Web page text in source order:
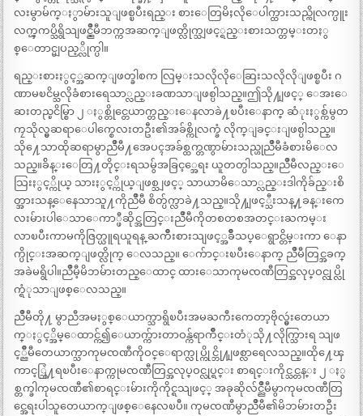
လးမွာမ်က္ႏွာမ်ားသူျဖစ္ၿပီးရည္း စားေတြမိႈလိုေပါက္ထားသည္ကိုလက္ပူး
လက္ၾကပ္သိရွိသျဖင့္ညိဳမီဘက္ကအဆက္ျဖတ္လိုက္သျဖင့္ရည္းစားသက္တမ္းတႏွ
စ္ေတာင္မျပည့္လိုက္ပါ။
ရည္းစားႏွင့္အဆက္ျဖတ္ခါစက လြမ္းသလိုလိုေဆြးသလိုလိုျဖစ္ၿပီး ဂ
ဏာမၿငိမ္သလိုခံစားရေသာ္လည္းခဏသာျဖစ္ပါသည္။ဤသို႔ျဖင့္ ေအးေ
ဆးတည္ၿငိမ္စြာ ၂ ႏွစ္တိုင္တေယာက္တည္းေနလာခဲ႔ၿပီးေနာက္ ဆံုးႏွစ္က်မွတ
ကၠသိုလ္မွဆရာေပါက္စေလးတဦး၏အခ်စ္ကိုလက္ခံ လိုက္ျခင္းျဖစ္ပါသည္။
သို႔ေသာထိုဆရာမွာညိဳမီ႔အေပၚအခ်စ္ထက္တဏွာမ်ားသည္ဟုညိဳမီခံစားမိေလ
သည္။ခ်ိန္းေတြ႔တိုင္းရသမ်ွအခြင့္အေရး ယူတတ္ပါသည္။ညိဳမီလည္းေ
သြးႏွင့္ကိုယ္ သားႏွင့္ကိုယ္ျဖစ္သျဖင့္ သာယာမိေသာ္လည္းဒါကိုခ်ည္းစိ
တ္အားသန္ေနေသာသူ႔ကိုညိဳမီ စိတ္ပ်က္လာခဲ႔သည္။သို႔ျဖင့္သီးသန္႔ခန္းကေ
လးမ်ားပါေသာေကာ္ဖီဆိုင္အတြင္းညိဳမီကိုတစတစအတင္းႀကမ္း
လာၿပီးကာမကိုဇြတ္ယူရယူရန္ ႀကိဳးစားသျဖင့္အခ်ဳိသပ္ေရွာင္တိမ္းကာ ေနာ
က္ပိုင္းအဆက္ျဖတ္လိုက္ ေလသည္။ ေက်ာင္းၿပီးေနာက္ ညိဳမီတြင္အခက္
အခဲမရွိပါ။ညိဳမီ့မိဘမ်ားတည္ေထာင္ ထားေသာကုမၸဏီတြင္အလုပ္ဝင္လုပ္လို
က္ရံုသာျဖစ္ေလသည္။
ညိဳမီတို႔ မွာညီအမႏွစ္ေယာက္သာရွိၿပီးအမႀကီးကေတာ့ဗိုလ္မွဴးတေယာ
က္ႏွင့္အိမ္ေထာင္က်၍ေယာက္က်ားတာဝန္က်ရာက်ဳိင္းတံုသို႔လိုက္သြားရ သျဖ
င့္ညိဳမီတေယာက္သာကုမၸဏီကိုဝင္ေရာက္လုပ္ကိုင္ဘို႔ျဖစ္လာရေလသည္။ထို႔ေၾ
ကာင့္ဘြဲ႔ရၿပီးေနာက္ကုမၸဏီတြင္အလုပ္ဝင္လုပ္ရင္း စာရင္းကိုင္သင္တန္း ၂ ႏွ
စ္တက္ခါကုမၸဏီ၏စာရင္းမ်ားကိုကိုင္ရသျဖင့္ အခုဆိုလ်င္ညိဳမီမွာကုမၸဏီတြ
င္အေရးပါသူတေယာက္ျဖစ္ေနေလၿပီ။ ကုမၸဏီမွာညိဳမီ၏မိဘမ်ားတဦး